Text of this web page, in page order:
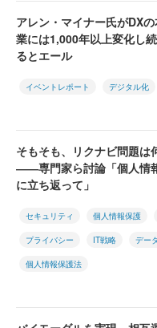
アレン・マイナー氏がDX
業には1,000年以上変化し
るとエール
イベントレポート デジタル化
そもそも、リクナビ問題は
――専門家ら討論「個人情
に立ち返って」
セキュリティ 個人情報保護
プライバシー IT戦略 デー
個人情報保護法